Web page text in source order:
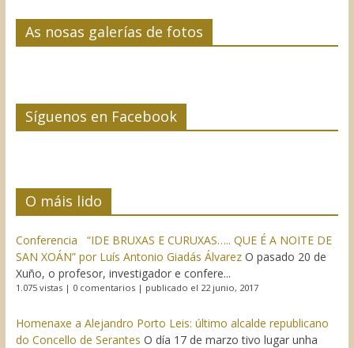
As nosas galerías de fotos
Síguenos en Facebook
O máis lido
Conferencia “IDE BRUXAS E CURUXAS….. QUE É A NOITE DE
SAN XOÁN” por Luís Antonio Giadás Álvarez O pasado 20 de
Xuño, o profesor, investigador e confere...
1.075 vistas| 0 comentarios| publicado el 22 junio, 2017
Homenaxe a Alejandro Porto Leis: último alcalde republicano
do Concello de Serantes O día 17 de marzo tivo lugar unha